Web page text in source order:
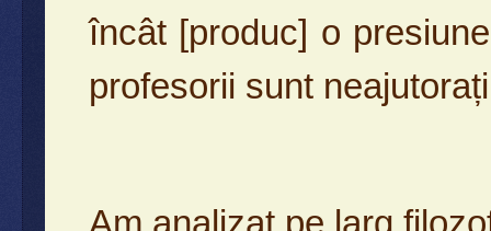
încât [produc] o
profesorii sunt
Am analizat pe larg